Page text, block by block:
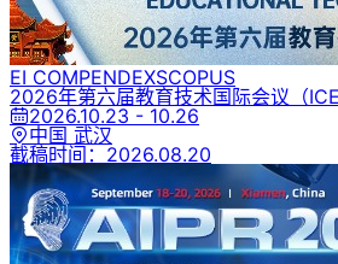
EI COMPENDEXSCOPUS
2026年第六届教育技术国际会议 （
2026.10.23 - 10.26
中国 武汉
截稿时间： 2026.08.20